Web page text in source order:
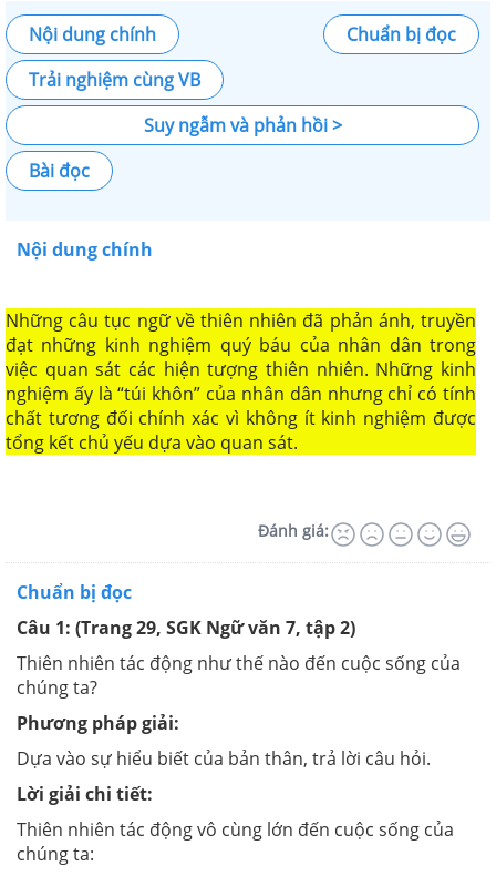
Nội dung chính
Chuẩn bị đọc
Trải nghiệm cùng VB
Suy ngẫm và phản hồi >
Bài đọc
Nội dung chính
Những câu tục ngữ về thiên nhiên đã phản ánh, truyền
đạt những kinh nghiệm quý báu của nhân dân trong
việc quan sát các hiện tượng thiên nhiên. Những kinh
nghiệm ấy là “túi khôn” của nhân dân nhưng chỉ có tính
chất tương đối chính xác vì không ít kinh nghiệm được
tổng kết chủ yếu dựa vào quan sát.
Đánh giá:
Chuẩn bị đọc
Câu 1: (Trang 29, SGK Ngữ văn 7, tập 2)
Thiên nhiên tác động như thế nào đến cuộc sống của
chúng ta?
Phương pháp giải:
Dựa vào sự hiểu biết của bản thân, trả lời câu hỏi.
Lời giải chi tiết:
Thiên nhiên tác động vô cùng lớn đến cuộc sống của
chúng ta: